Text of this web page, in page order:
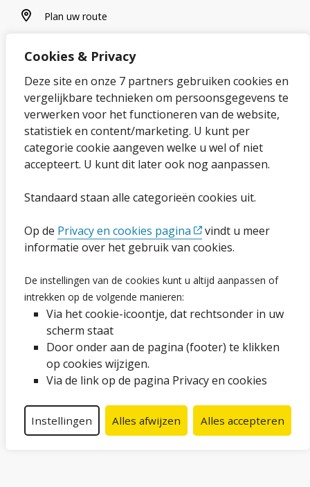
Cookies & Privacy
Deze site en onze 7 partners gebruiken cookies en
vergelijkbare technieken om persoonsgegevens te
verwerken voor het functioneren van de website,
statistiek en content/marketing. U kunt per
categorie cookie aangeven welke u wel of niet
accepteert. U kunt dit later ook nog aanpassen.
Standaard staan alle categorieën cookies uit.
Op de Privacy en cookies pagina
vindt u meer
informatie over het gebruik van cookies.
De instellingen van de cookies kunt u altijd aanpassen of
intrekken op de volgende manieren:
Via het cookie-icoontje, dat rechtsonder in uw
scherm staat
Door onder aan de pagina (footer) te klikken
op cookies wijzigen.
Via de link op de pagina Privacy en cookies
Instellingen Alles afwijzen Alles accepteren
plan uw route
Plan uw route
Over onze website
Sitemap
Privacybeleid en cookies
Cookies wijzigen
Ga naar de pagina
Proclaimer en copyright
Webarchief
Volg ons op social media
Facebook
LinkedInInstagram
YouTube